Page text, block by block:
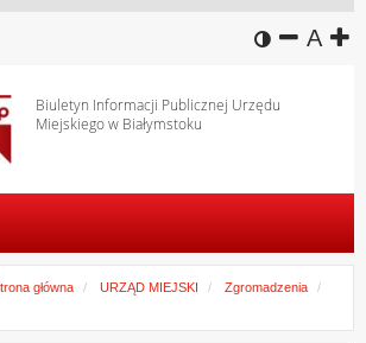
wersja
A
Biuletyn Informacji Publicznej Urzędu
Miejskiego w Białymstoku
główna URZĄD MIEJSKI
Zgromadzenia